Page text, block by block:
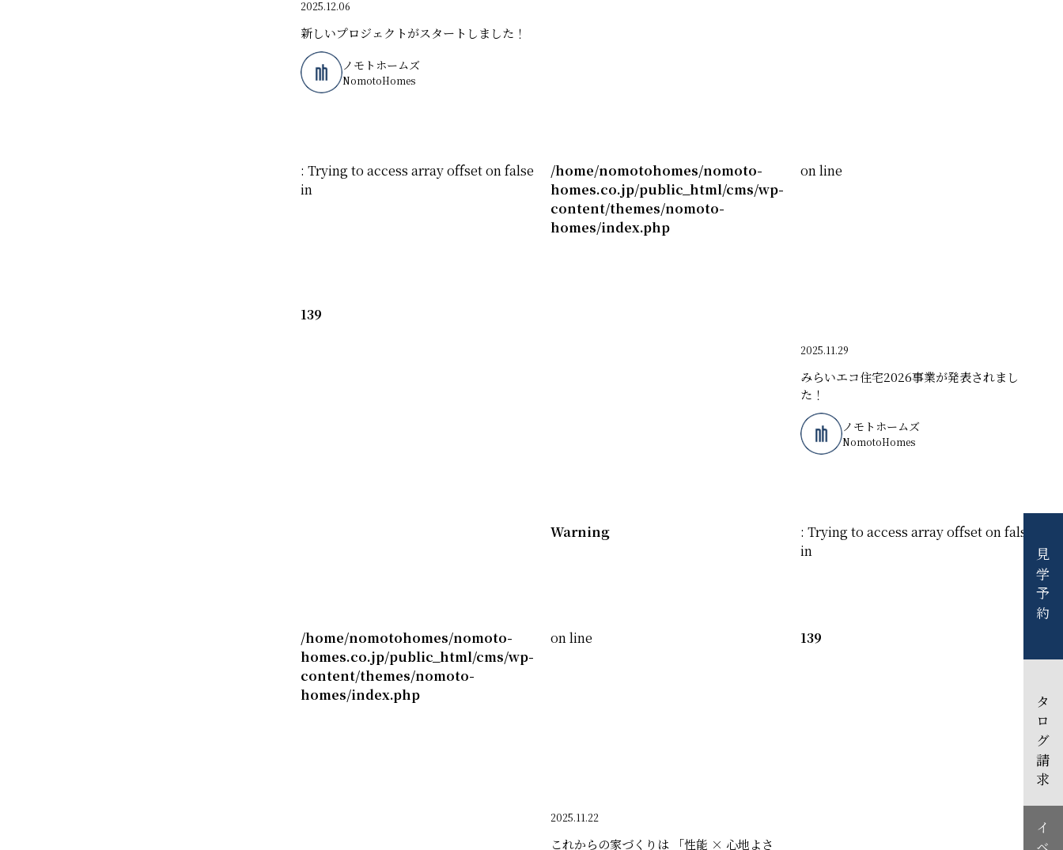
2025.12.06
新しいプロジェクトがスタートしました！
ノモトホームズ
NomotoHomes
: Trying to access array offset on false
in
/home/nomotohomes/nomoto-
homes.co.jp/public_html/cms/wp-
content/themes/nomoto-
homes/index.php
on line
139
2025.11.29
みらいエコ住宅2026事業が発表されまし
た！
ノモトホームズ
NomotoHomes
Warning
: Trying to access array offset on false
in
/home/nomotohomes/nomoto-
homes.co.jp/public_html/cms/wp-
content/themes/nomoto-
homes/index.php
on line 139
2025.11.22
これからの家づくりは 「性能 × 心地よさ
見学予約
カタログ請求